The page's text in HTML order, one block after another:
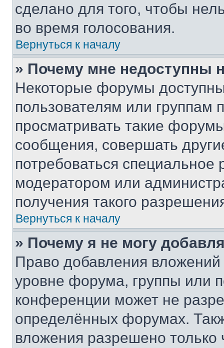
сделано для того, чтобы
во время голосования.
Вернуться к началу
» Почему мне недоступны
Некоторые форумы
пользователям или группам
просматривать такие
сообщения, совершать
потребоваться
модератором или
получения такого
Вернуться к началу
» Почему я не могу
Право добавления
уровне форума, группы или
конференции может не
определённых форумах.
вложения разрешено